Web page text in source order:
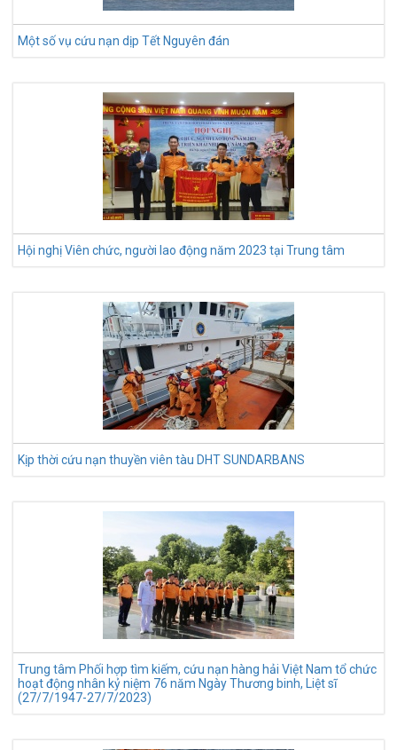
Một số vụ cứu nạn dịp Tết Nguyên đán
Hội nghị Viên chức, người lao động năm 2023 tại Trung tâm
Kịp thời cứu nạn thuyền viên tàu DHT SUNDARBANS
Trung tâm Phối hợp tìm kiếm, cứu nạn hàng hải Việt Nam tổ chức
hoạt động nhân kỷ niệm 76 năm Ngày Thương binh, Liệt sĩ
(27/7/1947-27/7/2023)